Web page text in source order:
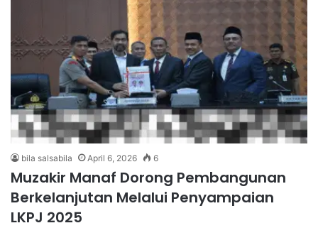
bila salsabila April 6, 2026 6
Muzakir Manaf Dorong Pembangunan
Berkelanjutan Melalui Penyampaian
LKPJ 2025